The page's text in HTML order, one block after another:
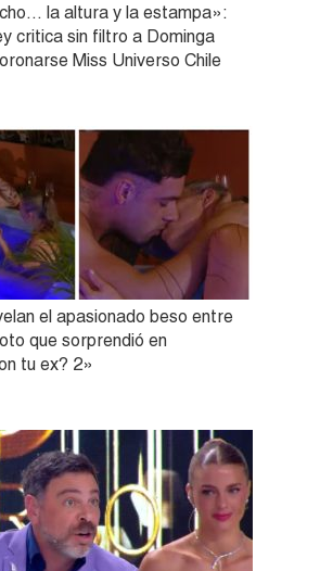
la altura y la estampa»:
critica sin filtro a Dominga
Miss Universo Chile
el apasionado beso entre
que sorprendió en
tu ex? 2»